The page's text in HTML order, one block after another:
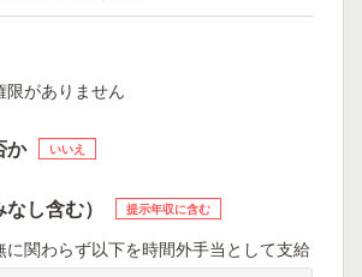
限がありません
か いいえ
し含む） 提示年収に含む
関わらず以下を時間外手当として支給